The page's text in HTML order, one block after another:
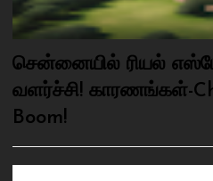
சென்னையில் ரியல்
வளர்ச்சி! காரணங்கள்-
Boom!